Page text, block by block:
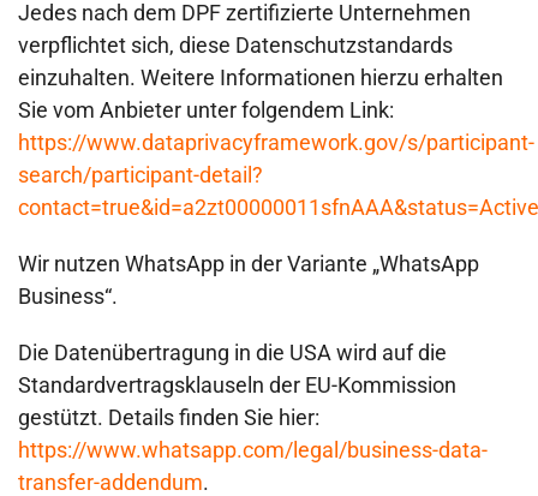
Jedes nach dem DPF zertifizierte Unternehmen
verpflichtet sich, diese Datenschutzstandards
einzuhalten. Weitere Informationen hierzu erhalten
Sie vom Anbieter unter folgendem Link:
https://www.dataprivacyframework.gov/s/participant-
search/participant-detail?
contact=true&id=a2zt00000011sfnAAA&status=Active
Wir nutzen WhatsApp in der Variante „WhatsApp
Business“.
Die Datenübertragung in die USA wird auf die
Standardvertragsklauseln der EU-Kommission
gestützt. Details finden Sie hier:
https://www.whatsapp.com/legal/business-data-
transfer-addendum.